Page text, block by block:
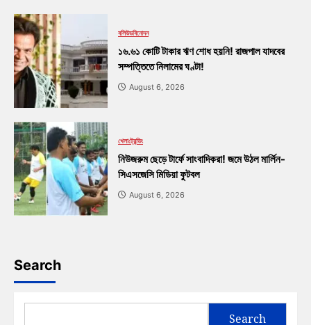
বলিউডবিনোদন
১৬.৬১ কোটি টাকার ঋণ শোধ হয়নি! রাজপাল যাদবের
সম্পত্তিতে নিলামের ঘণ্টা!
August 6, 2026
খেলাট্রেন্ডিং
নিউজরুম ছেড়ে টার্ফে সাংবাদিকরা! জমে উঠল মার্লিন-
সিএসজেসি মিডিয়া ফুটবল
August 6, 2026
Search
Search